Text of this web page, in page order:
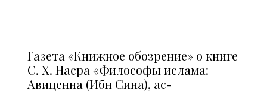
Газета «Книжное обозрение» о книге
С. Х. Насра «Философы ислама:
Авиценна (Ибн Сина), ас-